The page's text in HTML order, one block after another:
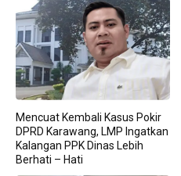
Mencuat Kembali Kasus Pokir
DPRD Karawang, LMP Ingatkan
Kalangan PPK Dinas Lebih
Berhati – Hati